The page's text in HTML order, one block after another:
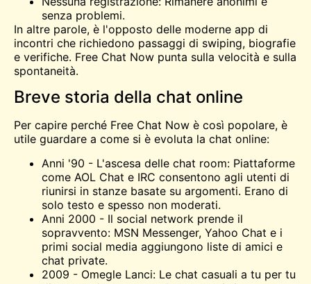
senza problemi.
In altre parole, è l'opposto delle moderne app di
incontri che richiedono passaggi di swiping, biografie
e verifiche. Free Chat Now punta sulla velocità e sulla
spontaneità.
Breve storia della chat online
Per capire perché Free Chat Now è così popolare, è
utile guardare a come si è evoluta la chat online:
Anni '90 - L'ascesa delle chat room: Piattaforme
come AOL Chat e IRC consentono agli utenti di
riunirsi in stanze basate su argomenti. Erano di
solo testo e spesso non moderati.
Anni 2000 - Il social network prende il
sopravvento: MSN Messenger, Yahoo Chat e i
primi social media aggiungono liste di amici e
chat private.
2009 - Omegle Lanci: Le chat casuali a tu per tu